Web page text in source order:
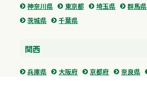
神奈川県 東京都 埼玉県 群馬県
茨城県
千葉県
関西
兵庫県 大阪府 京都府 奈良県